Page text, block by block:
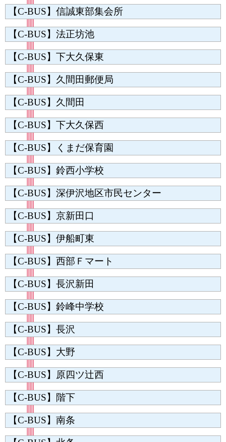
【C-BUS】信誠東部集会所
【C-BUS】法正坊池
【C-BUS】下大久保東
【C-BUS】久間田郵便局
【C-BUS】久間田
【C-BUS】下大久保西
【C-BUS】くまだ保育園
【C-BUS】鈴西小学校
【C-BUS】深伊沢地区市民センター
【C-BUS】京新田口
【C-BUS】伊船町東
【C-BUS】西部Ｆマート
【C-BUS】長沢新田
【C-BUS】鈴峰中学校
【C-BUS】長沢
【C-BUS】大野
【C-BUS】原四ツ辻西
【C-BUS】階下
【C-BUS】南条